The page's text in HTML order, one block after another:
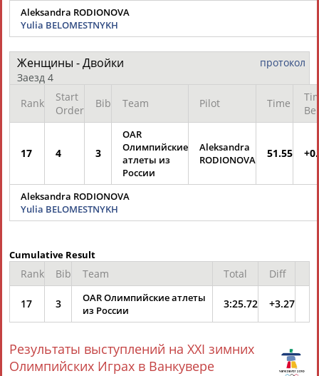
Aleksandra RODIONOVA
Yulia BELOMESTNYKH
протокол
Женщины - Двойки
Заезд 4
Rank
Start
Order
Bib Team Pilot Time
17 4 3
OAR
Олимпийские
атлеты из
России
Aleksandra
RODIONOVA
51.55
Aleksandra RODIONOVA
Yulia BELOMESTNYKH
Cumulative Result
Rank Bib Team Total Diff
17 3
OAR Олимпийские атлеты
из России
3:25.72 +3.27
Результаты выступлений на XXI зимних
Олимпийских Играх в Ванкувере